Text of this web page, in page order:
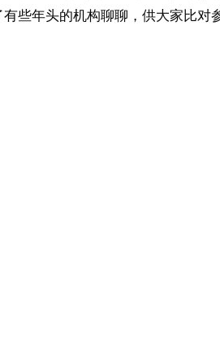
些年头的机构聊聊，供大家比对